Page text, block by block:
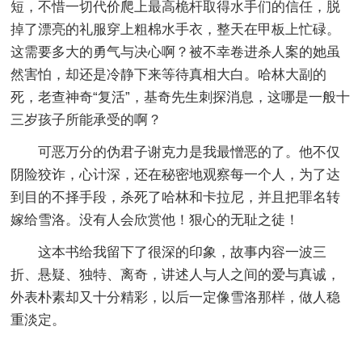
短，不惜一切代价爬上最高桅杆取得水手们的信任，脱
掉了漂亮的礼服穿上粗棉水手衣，整天在甲板上忙碌。
这需要多大的勇气与决心啊？被不幸卷进杀人案的她虽
然害怕，却还是冷静下来等待真相大白。哈林大副的
死，老查神奇“复活”，基奇先生刺探消息，这哪是一般十
三岁孩子所能承受的啊？
可恶万分的伪君子谢克力是我最憎恶的了。他不仅
阴险狡诈，心计深，还在秘密地观察每一个人，为了达
到目的不择手段，杀死了哈林和卡拉尼，并且把罪名转
嫁给雪洛。没有人会欣赏他！狠心的无耻之徒！
这本书给我留下了很深的印象，故事内容一波三
折、悬疑、独特、离奇，讲述人与人之间的爱与真诚，
外表朴素却又十分精彩，以后一定像雪洛那样，做人稳
重淡定。